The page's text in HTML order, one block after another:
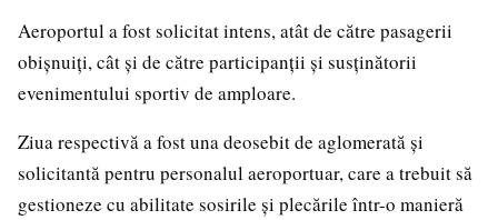
Aeroportul a fost solicitat intens, atât de către pasagerii
obișnuiți, cât și de către participanții și susținătorii
evenimentului sportiv de amploare.
Ziua respectivă a fost una deosebit de aglomerată și
solicitantă pentru personalul aeroportuar, care a trebuit să
gestioneze cu abilitate sosirile și plecările într-o manieră